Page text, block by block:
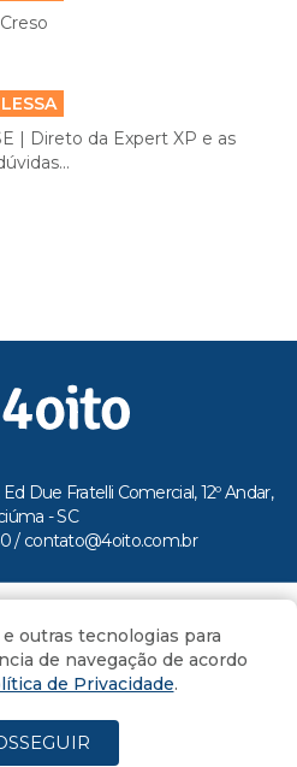
| Direto da Expert XP e as
Due Fratelli Comercial, 12º Andar,
- SC
/ contato@4oito.com.br
ao Portal 4oito
outras tecnologias para
de navegação de acordo
de Privacidade.